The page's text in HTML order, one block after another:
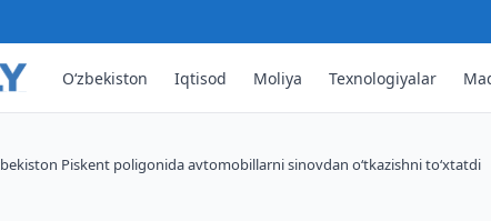
O‘zbekiston Iqtisod Moliya Texnologiyalar
Piskent poligonida avtomobillarni sinovdan o‘tkazishni to‘xtatdi